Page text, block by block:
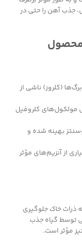
جذب آهن را حتی در
محصول
(کلروز) ناشی از
مولکول‌های کلروفیل
بهینه شده و
از آنزیم‌های مؤثر
ذرات خاک جلوگیری
توسط گیاه جذب